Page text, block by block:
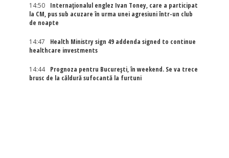
14:50
Internaţionalul englez Ivan Toney, care a participat
la CM, pus sub acuzare în urma unei agresiuni într-un club
de noapte
14:47
Health Ministry sign 49 addenda signed to continue
healthcare investments
14:44
Prognoza pentru București, în weekend. Se va trece
brusc de la căldură sufocantă la furtuni